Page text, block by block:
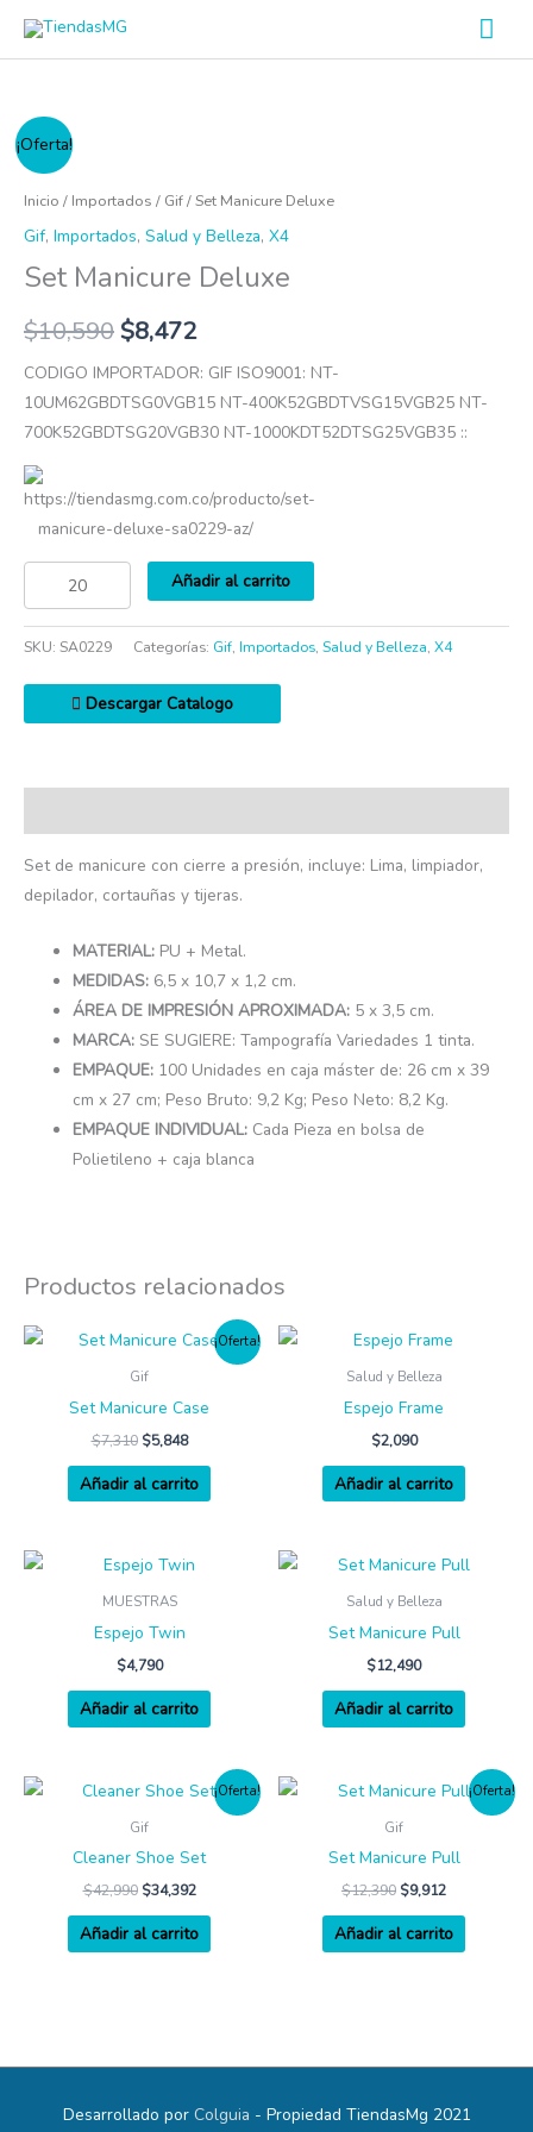
¡Oferta!
Inicio / Importados / Gif/ Set Manicure Deluxe
Gif, Importados, Salud y Belleza, X4
Set Manicure Deluxe
$10,590$8,472
CODIGO IMPORTADOR: GIF ISO9001: NT-
10UM62GBDTSG0VGB15 NT-400K52GBDTVSG15VGB25 NT-
700K52GBDTSG20VGB30 NT-1000KDT52DTSG25VGB35 ::
https://tiendasmg.com.co/producto/set-
manicure-deluxe-sa0229-az/
Set
Manicure
Deluxe
cantidad
Añadir al carrito
SKU: SA0229 Categorías: Gif, Importados, Salud y Belleza, X4
Descargar Catalogo
Set de manicure con cierre a presión, incluye: Lima, limpiador,
depilador, cortauñas y tijeras.
MATERIAL: PU + Metal.
MEDIDAS: 6,5 x 10,7 x 1,2 cm.
ÁREA DE IMPRESIÓN APROXIMADA: 5 x 3,5 cm.
MARCA: SE SUGIERE: Tampografía Variedades 1 tinta.
EMPAQUE: 100 Unidades en caja máster de: 26 cm x 39
cm x 27 cm; Peso Bruto: 9,2 Kg; Peso Neto: 8,2 Kg.
EMPAQUE INDIVIDUAL: Cada Pieza en bolsa de
Polietileno + caja blanca
Productos relacionados
¡Oferta!
Gif
Set Manicure Case
$7,310 $5,848
Añadir al carrito
Salud y Belleza
Espejo Frame
$2,090
Añadir al carrito
MUESTRAS
Espejo Twin
$4,790
Añadir al carrito
Salud y Belleza
Set Manicure Pull
$12,490
Añadir al carrito
¡Oferta!
Gif
Cleaner Shoe Set
$42,990 $34,392
Añadir al carrito
¡Oferta!
Gif
Set Manicure Pull
$12,390 $9,912
Añadir al carrito
Desarrollado por Colguia - Propiedad TiendasMg 2021